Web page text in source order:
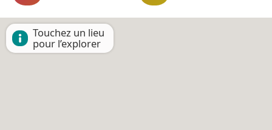
Touchez un lieu
pour l’explorer